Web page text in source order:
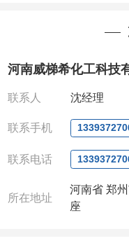
店铺内只有部
产品详细价格
联系人：刘经理
电话
微信：
公司对高校和国
系。出现质量问
议
产品质量好
河南威梯希化工科技
联系人 沈经理
联系手机
联系电话
所在地址
河南省 郑
座